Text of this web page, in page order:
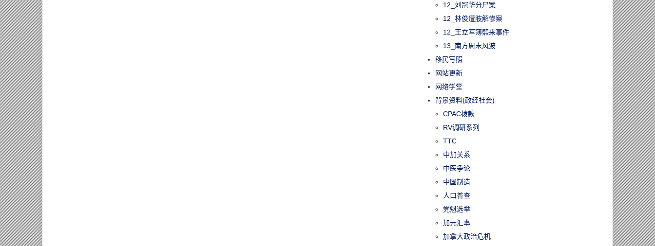
12_刘冠华分尸案
12_林俊遭肢解惨案
12_王立军薄熙来事件
13_南方周末风波
移民写照
网站更新
网络学堂
背景资料(政经社会)
CPAC拨款
RV调研系列
TTC
中加关系
中医争论
中国制造
人口普查
党魁选举
加元汇率
加拿大政治危机